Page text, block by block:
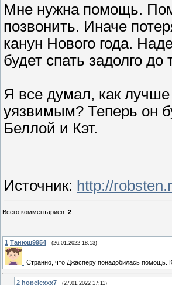
Мне нужна помощь.
позвонить. Иначе
канун Нового года.
будет спать задолго
Я все думал, как
уязвимым? Теперь он
Беллой и Кэт.
Источник: http://
Всего комментариев: 2
1 Танюш9954 (26.01.2022 18:13)
Странно, что Джасперу понадобилась помощь.
2 hopelexxx7 (27.01.2022 17:11)